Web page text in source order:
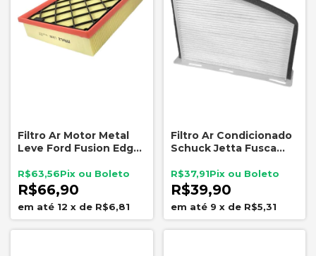
Filtro Ar Motor Metal
Leve Ford Fusion Edge
R$66,90
R$63,56
12 x de R$6,81
Filtro Ar Condicionado
Schuck Jetta Fusca
A6
R$39,90
R$37,91
9 x de R$5,31